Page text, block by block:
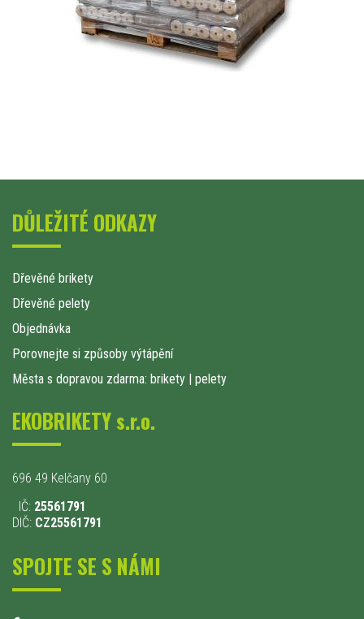
DŮLEŽITÉ ODKAZY
Dřevěné brikety
Dřevěné pelety
Objednávka
Porovnejte si způsoby výtápění
Města s dopravou zdarma: brikety | pelety
EKOBRIKETY s.r.o.
696 49 Kelčany 60
IČ: 25561791
DIČ: CZ25561791
SPOJTE SE S NÁMI